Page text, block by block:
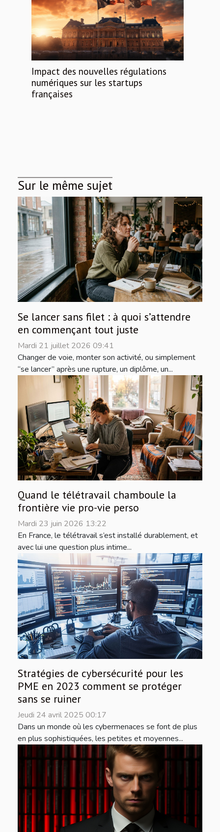
Impact des nouvelles régulations
numériques sur les startups
françaises
Sur le même sujet
Se lancer sans filet : à quoi s’attendre
en commençant tout juste
Mardi 21 juillet 2026 09:41
Changer de voie, monter son activité, ou simplement
“se lancer” après une rupture, un diplôme, un...
Quand le télétravail chamboule la
frontière vie pro-vie perso
Mardi 23 juin 2026 13:22
En France, le télétravail s’est installé durablement, et
avec lui une question plus intime...
Stratégies de cybersécurité pour les
PME en 2023 comment se protéger
sans se ruiner
Jeudi 24 avril 2025 00:17
Dans un monde où les cybermenaces se font de plus
en plus sophistiquées, les petites et moyennes...